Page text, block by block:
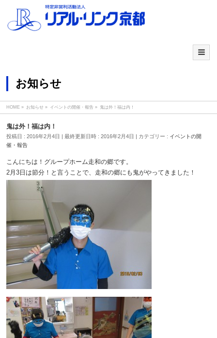
お知らせ
HOME » お知らせ » イベントの開催・報告 » 鬼は外！福は内！
鬼は外！福は内！
投稿日 : 2016年2月4日 最終更新日時 : 2016年2月4日 カテゴリー : イベントの開
催・報告
こんにちは！グループホーム走和の郷です。
2月3日は節分！と言うことで、走和の郷にも鬼がやってきました！